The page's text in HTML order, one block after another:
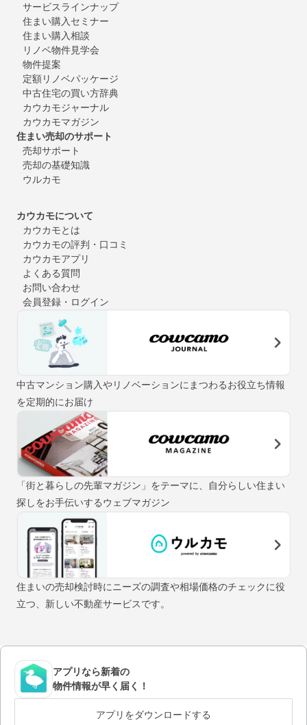
サービスラインナップ
住まい購入セミナー
住まい購入相談
リノベ物件見学会
物件提案
定額リノベパッケージ
中古住宅の買い方辞典
カウカモジャーナル
カウカモマガジン
住まい売却のサポート
売却サポート
売却の基礎知識
ウルカモ
カウカモについて
カウカモとは
カウカモの評判・口コミ
カウカモアプリ
よくある質問
お問い合わせ
会員登録・ログイン
中古マンション購入やリノベーションにまつわるお役立ち情報
を定期的にお届け
「街と暮らしの先輩マガジン」をテーマに、自分らしい住まい
探しをお手伝いするウェブマガジン
住まいの売却検討時にニーズの調査や相場価格のチェックに役
立つ、新しい不動産サービスです。
アプリなら新着の
物件情報が早く届く！
アプリをダウンロードする